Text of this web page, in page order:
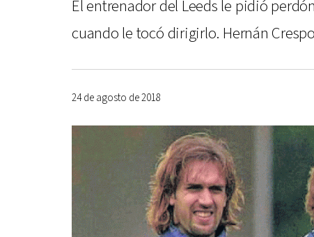
El entrenador del Leeds le pidió
cuando le tocó dirigirlo. Hernán
24 de agosto de 2018